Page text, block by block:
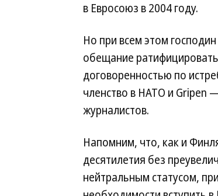
в Евросоюз в 2004 году.
Но при всем этом
обещание
договоренностью по
членство в НАТО и Gripen
журналистов.
Напомним, что, как и
десятилетия без
нейтральным статусом,